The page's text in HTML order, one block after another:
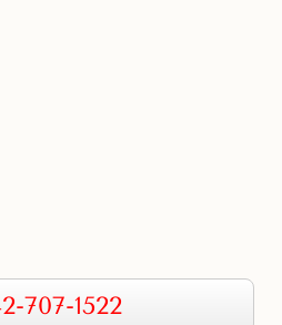
707-1522